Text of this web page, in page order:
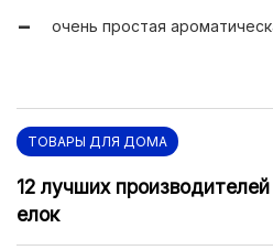
очень простая
ТОВАРЫ ДЛЯ ДОМА
12 лучших
елок